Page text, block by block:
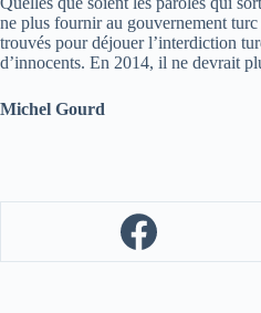
ne plus fournir au gouvernement
trouvés pour déjouer l’interdiction
d’innocents. En 2014, il ne devrait
Michel Gourd